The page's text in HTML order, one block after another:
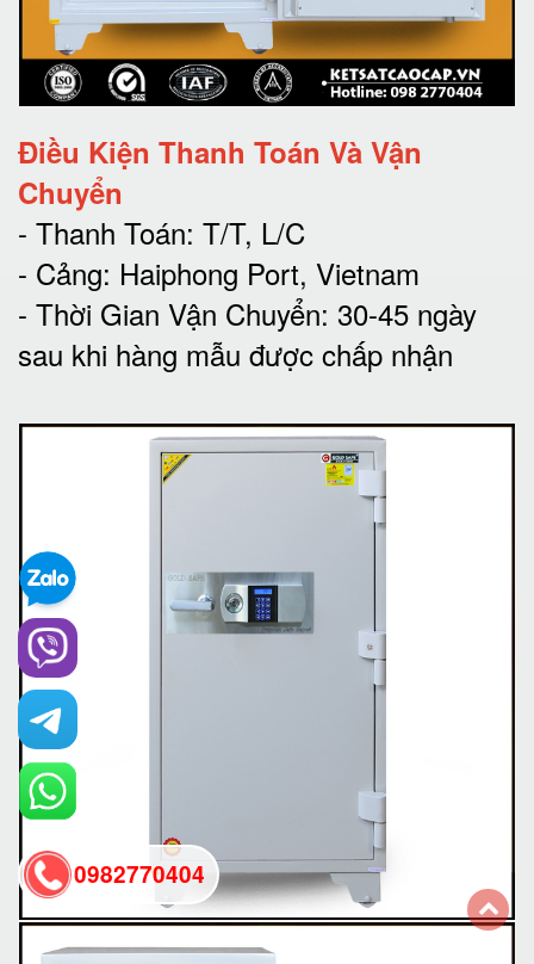
Điều Kiện Thanh Toán Và Vận
Chuyển
- Thanh Toán: T/T, L/C
- Cảng: Haiphong Port, Vietnam
- Thời Gian Vận Chuyển: 30-45 ngày
sau khi hàng mẫu được chấp nhận
0982770404